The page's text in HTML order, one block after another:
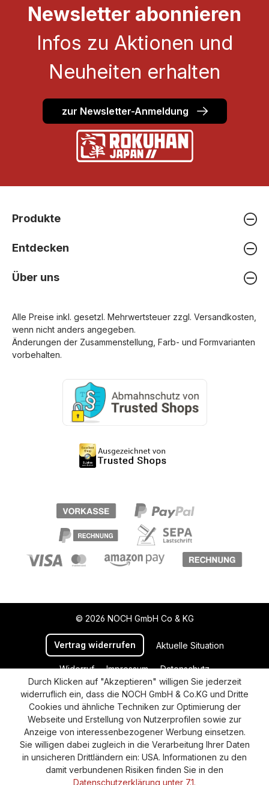
Newsletter abonnieren
Infos zu Aktionen und
Neuheiten erhalten
zur Newsletter-Anmeldung
Produkte
Entdecken
Über uns
Alle Preise inkl. gesetzl. Mehrwertsteuer zzgl. Versandkosten
wenn nicht anders angegeben.
Änderungen der Zusammenstellung, Farb- und Formvarianten
vorbehalten.
© 2026 NOCH GmbH Co & KG
Vertrag widerrufen Aktuelle Situation
Widerruf Impressum
Datenschutz
Versand und Zahlung
AGB
Cookie-Einstellungen
Barrierefreiheitserklärung
Durch Klicken auf "Akzeptieren" willigen Sie jederzeit
widerruflich ein, dass die NOCH GmbH & Co.KG und Dritte
Cookies und ähnliche Techniken zur Optimierung der
Webseite und Erstellung von Nutzerprofilen sowie zur
Anzeige von interessenbezogener Werbung einsetzen.
Sie willigen dabei zugleich in die Verarbeitung Ihrer Daten
in unsicheren Drittländern ein: USA. Informationen zu den
damit verbundenen Risiken finden Sie in den
Datenschutzerklärung unter 7.1.